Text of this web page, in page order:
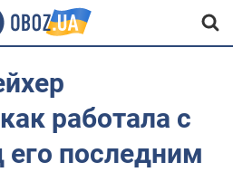
работала с
его последним